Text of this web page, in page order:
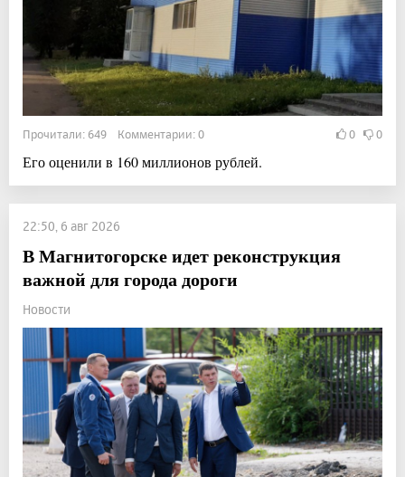
Прочитали: 649 Комментарии: 0 0 0
Его оценили в 160 миллионов рублей.
22:50, 6 авг 2026
В Магнитогорске идет реконструкция
важной для города дороги
Новости